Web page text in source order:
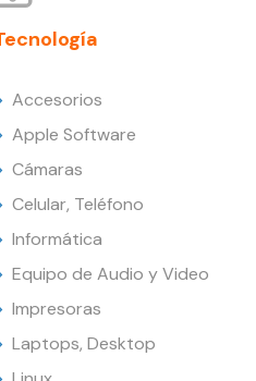
Accesorios
Apple Software
Cámaras
Celular, Teléfono
Informática
Equipo de Audio y Video
Impresoras
Laptops, Desktop